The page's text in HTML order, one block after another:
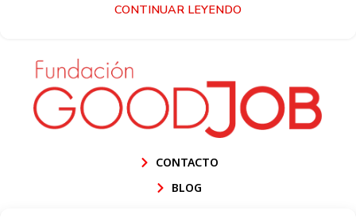
CONTINUAR LEYENDO
CONTACTO
BLOG